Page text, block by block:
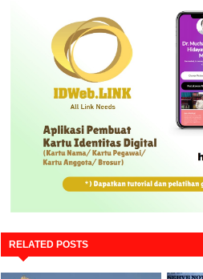
RELATED POSTS